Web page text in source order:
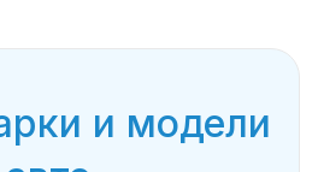
и модели